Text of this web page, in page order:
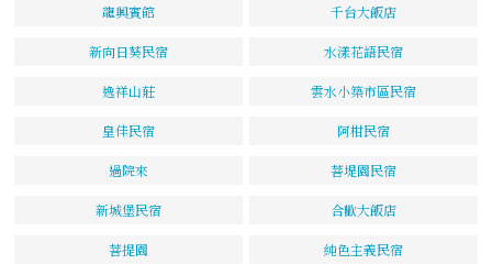
龍興賓館 千台大飯店
新向日葵民宿 水漾花語民宿
逸祥山莊 雲水小築市區民宿
皇佳民宿 阿柑民宿
過院來 菩堤園民宿
新城堡民宿 合歡大飯店
菩提園 純色主義民宿